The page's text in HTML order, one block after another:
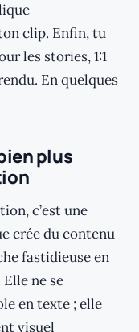
clip. Enfin, tu
les stories, 1:1
En quelques
plus
c’est une
crée du contenu
fastidieuse en
ne se
en texte ; elle
visuel